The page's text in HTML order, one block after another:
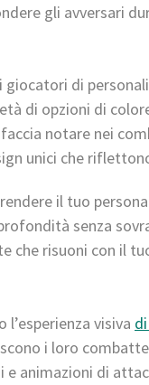
gli avversari
di
di opzioni di
notare nei
unici che
il tuo
senza
che risuoni con il
visiva
i loro
animazioni di